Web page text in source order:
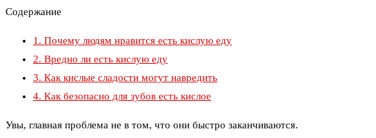
Содержание
1. Почему людям нравится есть кислую еду
2. Вредно ли есть кислую еду
3. Как кислые сладости могут навредить
4. Как безопасно для зубов есть кислое
Увы, главная проблема не в том, что они быстро заканчиваются.